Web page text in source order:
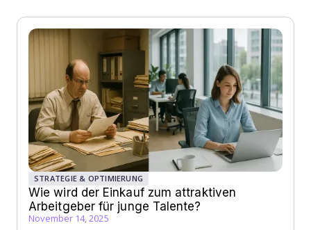
STRATEGIE & OPTIMIERUNG
Wie wird der Einkauf zum attraktiven
Arbeitgeber für junge Talente?
November 14, 2025